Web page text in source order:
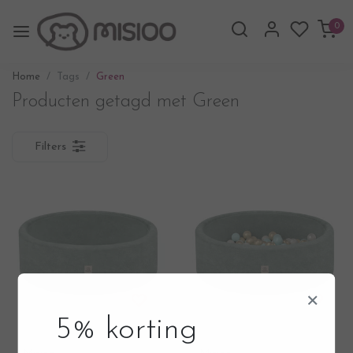
0
Home Tags Green
Producten getagd met Green
Filters
×
5% korting